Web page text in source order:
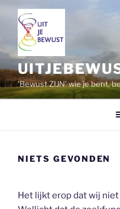
inhoud
'Bewust ZIJN' wie je bent,
NIETS GEVONDEN
Het lijkt erop dat wij